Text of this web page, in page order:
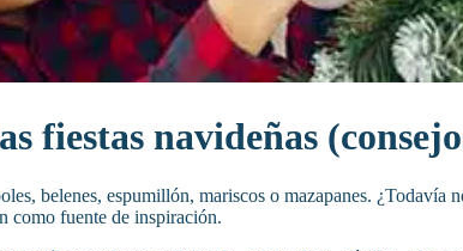
fiestas navideñas
belenes, espumillón, mariscos o mazapanes. ¿Todavía
como fuente de inspiración.